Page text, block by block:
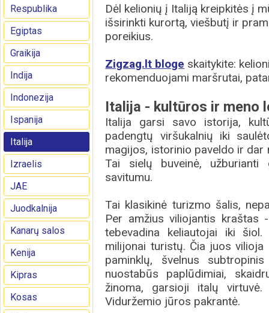
Respublika
Egiptas
Graikija
Indija
Indonezija
Ispanija
Italija
Izraelis
JAE
Juodkalnija
Kanarų salos
Kenija
Kipras
Kosas
Dėl kelionių į Italiją kreipkitės į
išsirinkti kurortą, viešbutį ir
poreikius.
Zigzag.lt bloge skaitykite:
rekomenduojami maršrutai,
Italija - kultūros ir meno
Italija garsi savo istorija,
padengtų viršukalnių iki
magijos, istorinio paveldo ir
Tai sielų buveinė,
savitumu.
Tai klasikinė turizmo šalis,
Per amžius viliojantis
tebevadina keliautojai iki
milijonai turistų. Čia juos
paminklų, švelnus
nuostabūs paplūdimiai,
žinoma, garsioji italų
Viduržemio jūros pakrantė.